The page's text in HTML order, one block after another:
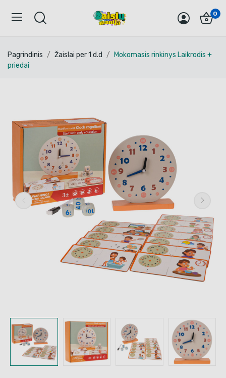
0
Pagrindinis Žaislai per 1 d.d
Mokomasis rinkinys Laikrodis +
priedai